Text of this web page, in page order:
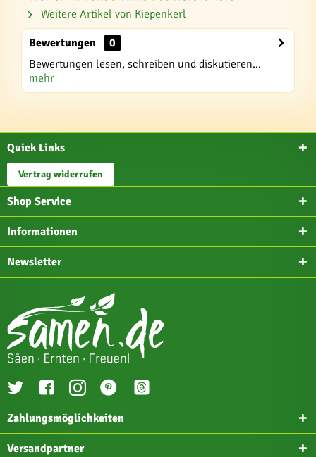
Weitere Artikel von Kiepenkerl
Bewertungen
0
Bewertungen lesen, schreiben und diskutieren...
mehr
Quick Links
Vertrag widerrufen
Shop Service
Informationen
Newsletter
Zahlungsmöglichkeiten
Versandpartner